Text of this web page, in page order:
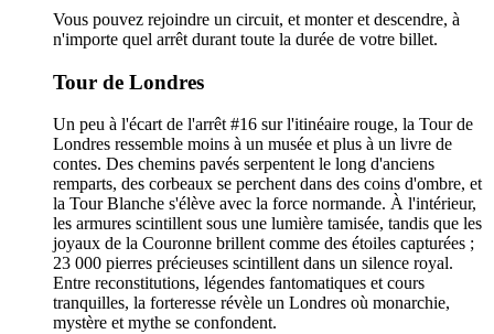
Vous pouvez rejoindre un circuit, et monter et descendre, à
n'importe quel arrêt durant toute la durée de votre billet.
Tour de Londres
Un peu à l'écart de l'arrêt #16 sur l'itinéaire rouge, la Tour de
Londres ressemble moins à un musée et plus à un livre de
contes. Des chemins pavés serpentent le long d'anciens
remparts, des corbeaux se perchent dans des coins d'ombre, et
la Tour Blanche s'élève avec la force normande. À l'intérieur,
les armures scintillent sous une lumière tamisée, tandis que les
joyaux de la Couronne brillent comme des étoiles capturées ;
23 000 pierres précieuses scintillent dans un silence royal.
Entre reconstitutions, légendes fantomatiques et cours
tranquilles, la forteresse révèle un Londres où monarchie,
mystère et mythe se confondent.